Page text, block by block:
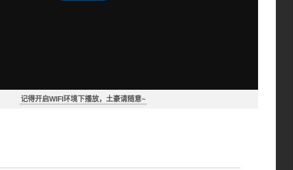
记得开启WIFI环境下播放，土豪请随意~